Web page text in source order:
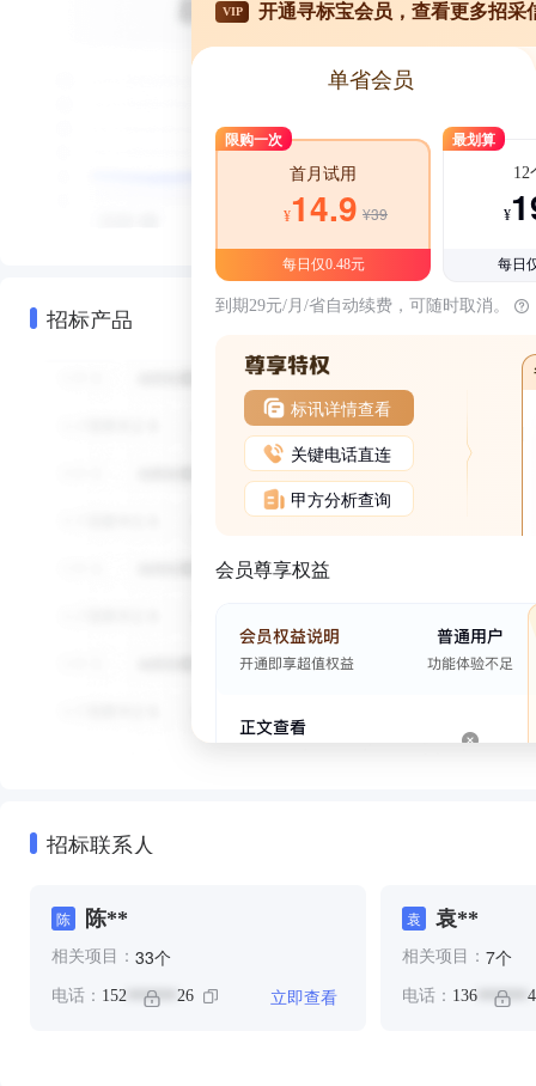
招标产品
VIP 开通寻标宝会员，查看更多招采
单省会员
限购一次
首月试用
¥14.9 ¥39
每日仅0.48元
最划算
12
¥
每日
到期29元/月/省自动续费，可随时取消。
标讯详情查看
关键电话直连
甲方分析查询
会员尊享权益
招标联系人
陈 陈**
相关项目： 33个
电话： 152 ****** 26 立即查看
袁 袁**
相关项目： 7个
电话： 136******